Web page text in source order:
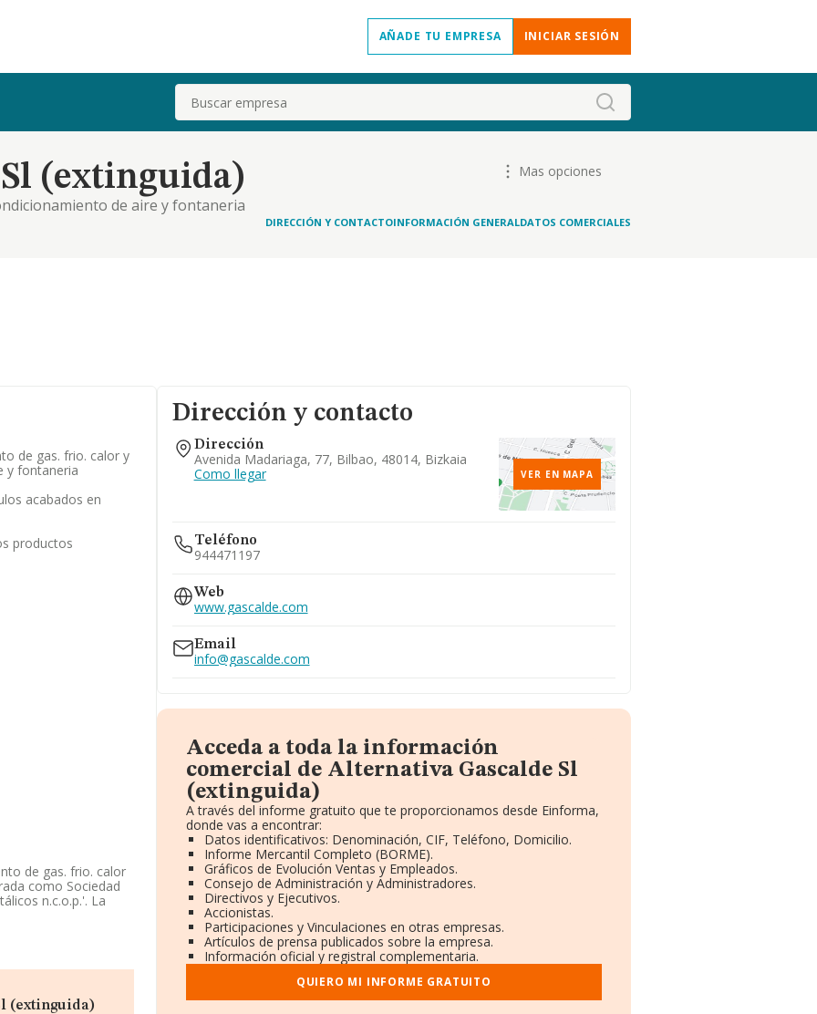
AÑADE TU EMPRESA INICIAR SESIÓN
Buscar
(extinguida)
de aire y fontaneria
Mas opciones
DIRECCIÓN Y CONTACTOINFORMACIÓN GENERALDATOS COMERCIALES
de gas. frio. calor y
y fontaneria
acabados en
productos
de gas. frio. calor
como Sociedad
n.c.o.p.'. La
aquí:
(extinguida)
Dirección y contacto
Dirección
Avenida Madariaga, 77, Bilbao, 48014, Bizkaia
Como llegar
VER EN MAPA
Teléfono
944471197
Web
www.gascalde.com
Email
info@gascalde.com
Acceda a toda la información
comercial de Alternativa Gascalde Sl
(extinguida)
A través del informe gratuito que te proporcionamos desde Einforma,
donde vas a encontrar:
Datos identificativos: Denominación, CIF, Teléfono, Domicilio.
Informe Mercantil Completo (BORME).
Gráficos de Evolución Ventas y Empleados.
Consejo de Administración y Administradores.
Directivos y Ejecutivos.
Accionistas.
Participaciones y Vinculaciones en otras empresas.
Artículos de prensa publicados sobre la empresa.
Información oficial y registral complementaria.
QUIERO MI INFORME GRATUITO